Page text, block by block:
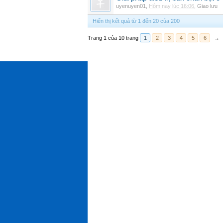
uyenuyen01 Hôm nay lúc 16:06 Giao lưu
Hiển thị kết quả từ 1 đến 20 của 200
Trang 1 của 10 trang 1 2 3 4 5 6 →